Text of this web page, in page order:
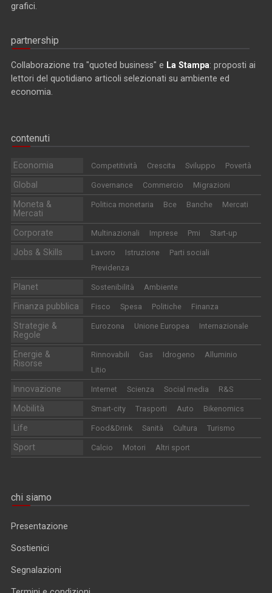
grafici.
partnership
Collaborazione tra "quoted business" e La Stampa: proposti ai
lettori del quotidiano articoli selezionati su ambiente ed
economia.
contenuti
Economia Competitività Crescita Sviluppo Povertà
Global Governance Commercio Migrazioni
Moneta &
Mercati
Politica monetaria Bce Banche Mercati
Corporate Multinazionali Imprese Pmi Start-up
Jobs & Skills Lavoro Istruzione
Parti sociali
Previdenza
Planet Sostenibilità Ambiente
Finanza pubblica Fisco Spesa Politiche Finanza
Strategie &
Regole
Eurozona Unione Europea Internazionale
Energie &
Risorse
Rinnovabili Gas Idrogeno
Alluminio
Litio
Innovazione Internet Scienza Social media R&S
Mobilità Smart-city Trasporti Auto Bikenomics
Life Food&Drink Sanità Cultura Turismo
Sport Calcio Motori Altri sport
chi siamo
Presentazione
Sostienici
Segnalazioni